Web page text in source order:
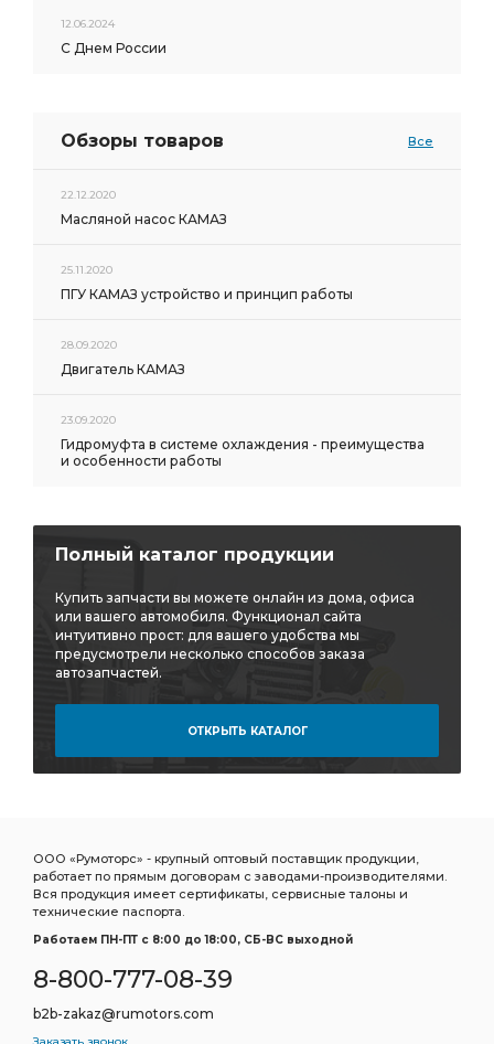
12.06.2024
С Днем России
Обзоры товаров Все
22.12.2020
Масляной насос КАМАЗ
25.11.2020
ПГУ КАМАЗ устройство и принцип работы
28.09.2020
Двигатель КАМАЗ
23.09.2020
Гидромуфта в системе охлаждения - преимущества
и особенности работы
Полный каталог продукции
Купить запчасти вы можете онлайн из дома, офиса
или вашего автомобиля. Функционал сайта
интуитивно прост: для вашего удобства мы
предусмотрели несколько способов заказа
автозапчастей.
ОТКРЫТЬ КАТАЛОГ
ООО «Румоторс» - крупный оптовый поставщик продукции,
работает по прямым договорам с заводами-производителями.
Вся продукция имеет сертификаты, сервисные талоны и
технические паспорта.
Работаем ПН-ПТ c 8:00 до 18:00, СБ-ВС выходной
8-800-777-08-39
b2b-zakaz@rumotors.com